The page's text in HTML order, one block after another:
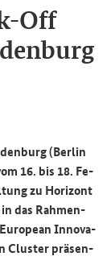
​Off
(Ber­lin
16. bis 18. Fe­
zu Ho­ri­zont
das Rah­men­
In­no­va­
Clus­ter prä­sen­